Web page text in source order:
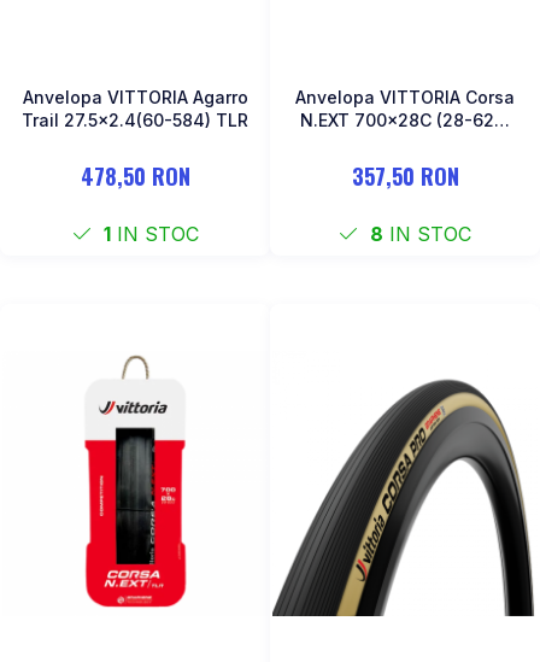
Anvelopa VITTORIA Agarro
Trail 27.5x2.4(60-584) TLR
478,50 RON
1IN STOC
Anvelopa VITTORIA Corsa
N.EXT 700x28C (28-622)
357,50 RON
8 IN STOC